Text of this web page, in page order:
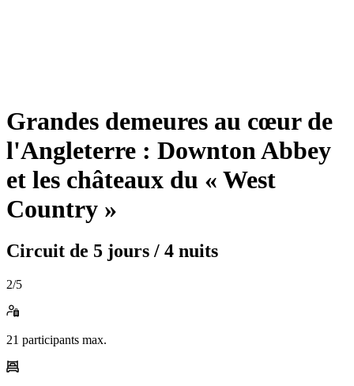
Grandes demeures au cœur de
l'Angleterre : Downton Abbey
et les châteaux du « West
Country »
Circuit de 5 jours / 4 nuits
2/5
21 participants max.